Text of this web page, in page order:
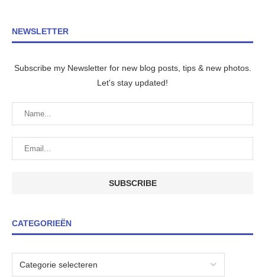
NEWSLETTER
Subscribe my Newsletter for new blog posts, tips & new photos.
Let's stay updated!
CATEGORIEËN